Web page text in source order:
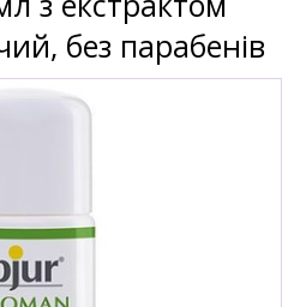
без парабенів